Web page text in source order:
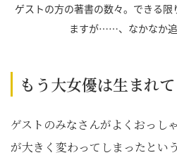
ゲストの方の著書の数々。できる
ますが……、なかなか追
もう大女優は生まれ
ゲストのみなさんがよくおっし
が大きく変わってしまったとい